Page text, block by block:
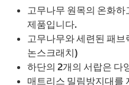
고무나무 원목의 온화
제품입니다.
고무나무와 세련된 패
논스크래치)
하단의 2개의 서랍은 다
매트리스 밀림방지대를